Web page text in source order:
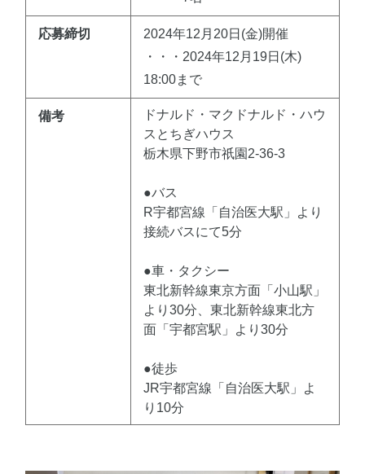
応募締切
2024年12月20日(金)開催
・・・2024年12月19日(木)
18:00まで
備考
ドナルド・マクドナルド・ハウ
スとちぎハウス
栃木県下野市祇園2-36-3
●バス
R宇都宮線「自治医大駅」より
接続バスにて5分
●車・タクシー
東北新幹線東京方面「小山駅」
より30分、東北新幹線東北方
面「宇都宮駅」より30分
●徒歩
JR宇都宮線「自治医大駅」よ
り10分